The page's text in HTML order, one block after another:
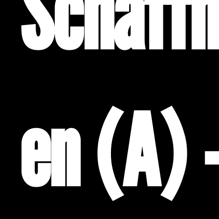
en (A)